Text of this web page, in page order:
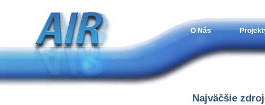
O Nás
Najväčšie